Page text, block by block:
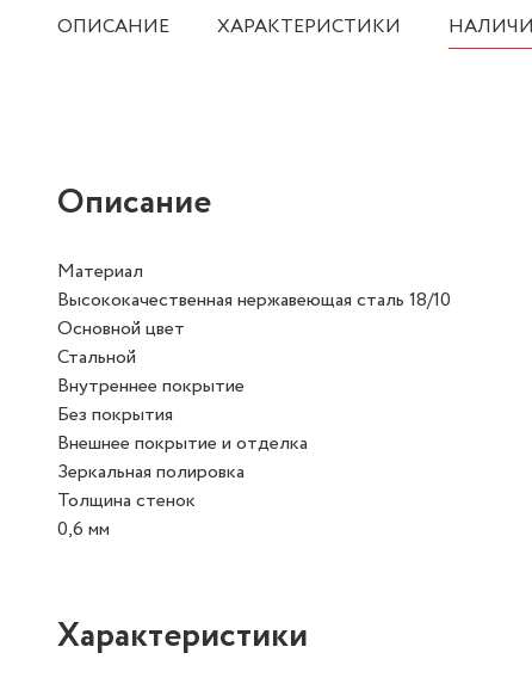
ОПИСАНИЕ ХАРАКТЕРИСТИКИ
Описание
Материал
Высококачественная нержавеющая сталь 18/10
Основной цвет
Стальной
Внутреннее покрытие
Без покрытия
Внешнее покрытие и отделка
Зеркальная полировка
Толщина стенок
0,6 мм
Характеристики